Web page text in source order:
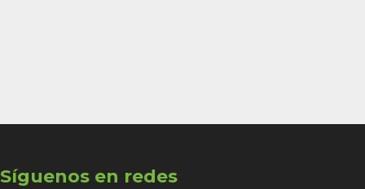
Síguenos en redes